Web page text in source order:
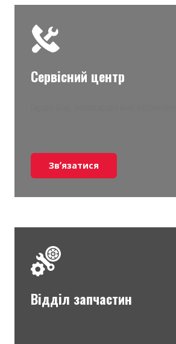
Сервісний центр
Звʼязатися
Відділ запчастин